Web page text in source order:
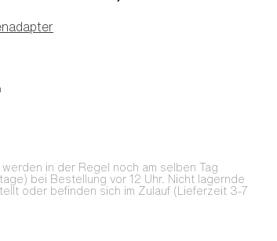
in der Regel noch am selben Tag
bei Bestellung vor 12 Uhr. Nicht lagernde
oder befinden sich im Zulauf (Lieferzeit 3-7